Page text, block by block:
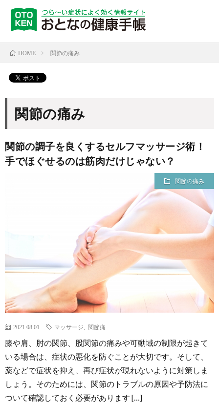
HOME 関節の痛み
関節の痛み
関節の調子を良くするセルフマッサージ術！
手でほぐせるのは筋肉だけじゃない？
関節の痛み
2021.08.01 マッサージ 関節痛
膝や肩、肘の関節、股関節の痛みや可動域の制限が起きて
いる場合は、症状の悪化を防ぐことが大切です。そして、
薬などで症状を抑え、再び症状が現れないように対策しま
しょう。そのためには、関節のトラブルの原因や予防法に
ついて確認しておく必要があります […]